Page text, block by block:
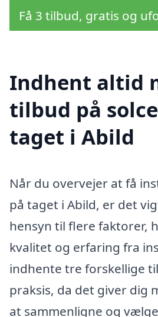
Få 3 tilbud, gratis og
Indhent altid
tilbud på
taget i Abild
Når du overvejer at få
på taget i Abild, er det
hensyn til flere faktorer,
kvalitet og erfaring fra
indhente tre forskellige
praksis, da det giver dig
at sammenligne og